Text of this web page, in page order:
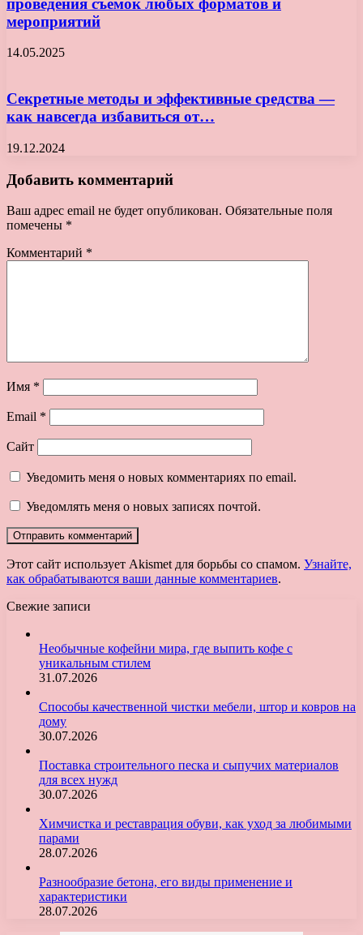
проведения съемок любых форматов и
мероприятий
14.05.2025
Секретные методы и эффективные средства —
как навсегда избавиться от…
19.12.2024
Добавить комментарий
Ваш адрес email не будет опубликован. Обязательные поля
помечены *
Комментарий *
Имя *
Email *
Сайт
Уведомить меня о новых комментариях по email.
Уведомлять меня о новых записях почтой.
Этот сайт использует Akismet для борьбы со спамом. Узнайте,
как обрабатываются ваши данные комментариев.
Свежие записи
Необычные кофейни мира, где выпить кофе с
уникальным стилем
31.07.2026
Способы качественной чистки мебели, штор и ковров на
дому
30.07.2026
Поставка строительного песка и сыпучих материалов
для всех нужд
30.07.2026
Химчистка и реставрация обуви, как уход за любимыми
парами
28.07.2026
Разнообразие бетона, его виды применение и
характеристики
28.07.2026